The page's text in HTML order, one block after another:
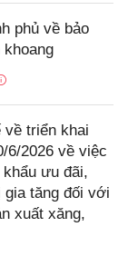
phủ về bảo
về triển khai
6/2026 về việc
ưu đãi,
tăng đối với
xuất xăng,